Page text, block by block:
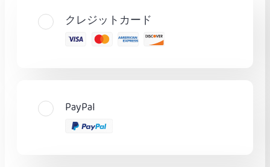
クレジットカード
PayPal